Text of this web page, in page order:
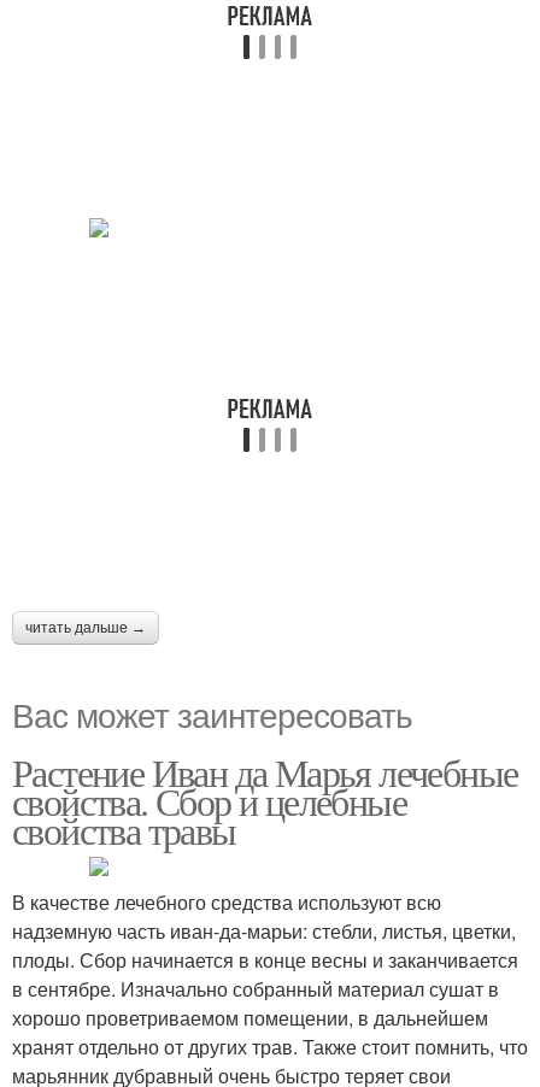
читать дальше →
Вас может заинтересовать
Растение Иван да Марья лечебные
свойства. Сбор и целебные
свойства травы
В качестве лечебного средства используют всю
надземную часть иван-да-марьи: стебли, листья, цветки,
плоды. Сбор начинается в конце весны и заканчивается
в сентябре. Изначально собранный материал сушат в
хорошо проветриваемом помещении, в дальнейшем
хранят отдельно от других трав. Также стоит помнить, что
марьянник дубравный очень быстро теряет свои